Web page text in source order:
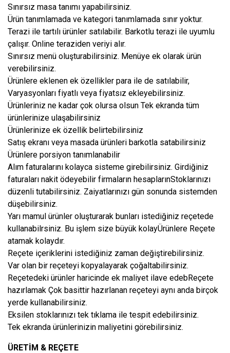
Sınırsız masa tanımı yapabilirsiniz.
Ürün tanımlamada ve kategori tanımlamada sınır yoktur.
Terazi ile tartılı ürünler satılabilir. Barkotlu terazi ile uyumlu
çalışır. Online teraziden veriyi alır.
Sınırsız menü oluşturabilirsiniz. Menüye ek olarak ürün
verebilirsiniz.
Ürünlere eklenen ek özellikler para ile de satılabilir,
Varyasyonları fiyatlı veya fiyatsız ekleyebilirsiniz.
Ürünleriniz ne kadar çok olursa olsun Tek ekranda tüm
ürünlerinize ulaşabilirsiniz
Ürünlerinize ek özellik belirtebilirsiniz
Satış ekranı veya masada ürünleri barkotla satabilirsiniz
Ürünlere porsiyon tanımlanabilir
Alım faturalarını kolayca sisteme girebilirsiniz. Girdiğiniz
faturaları nakit ödeyebilir firmaların hesaplarınStoklarınızı
düzenli tutabilirsiniz. Zaiyatlarınızı gün sonunda sistemden
düşebilirsiniz.
Yarı mamul ürünler oluşturarak bunları istediğiniz reçetede
kullanabilrsiniz. Bu işlem size büyük kolayÜrünlere Reçete
atamak kolaydır.
Reçete içeriklerini istediğiniz zaman değiştirebilirsiniz.
Var olan bir reçeteyi kopyalayarak çoğaltabilirsiniz.
Reçetedeki ürünler haricinde ek maliyet ilave edebReçete
hazırlamak Çok basittir hazırlanan reçeteyi aynı anda birçok
yerde kullanabilirsiniz.
Eksilen stoklarınızı tek tıklama ile tespit edebilirsiniz.
Tek ekranda ürünlerinizin maliyetini görebilirsiniz.
ÜRETİM & REÇETE